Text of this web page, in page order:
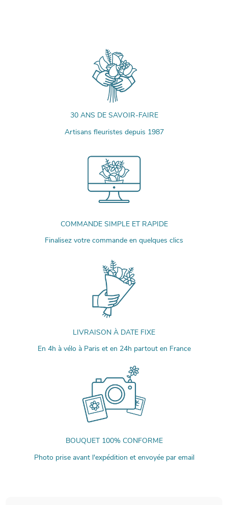
30 ANS DE SAVOIR-FAIRE
Artisans fleuristes depuis 1987
COMMANDE SIMPLE ET RAPIDE
Finalisez votre commande en quelques clics
LIVRAISON À DATE FIXE
En 4h à vélo à Paris et en 24h partout en France
BOUQUET 100% CONFORME
Photo prise avant l'expédition et envoyée par email